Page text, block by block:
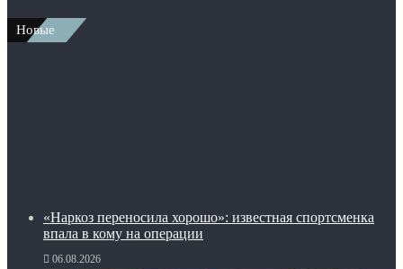
Новые
«Наркоз переносила хорошо»: известная спортсменка
впала в кому на операции
06.08.2026